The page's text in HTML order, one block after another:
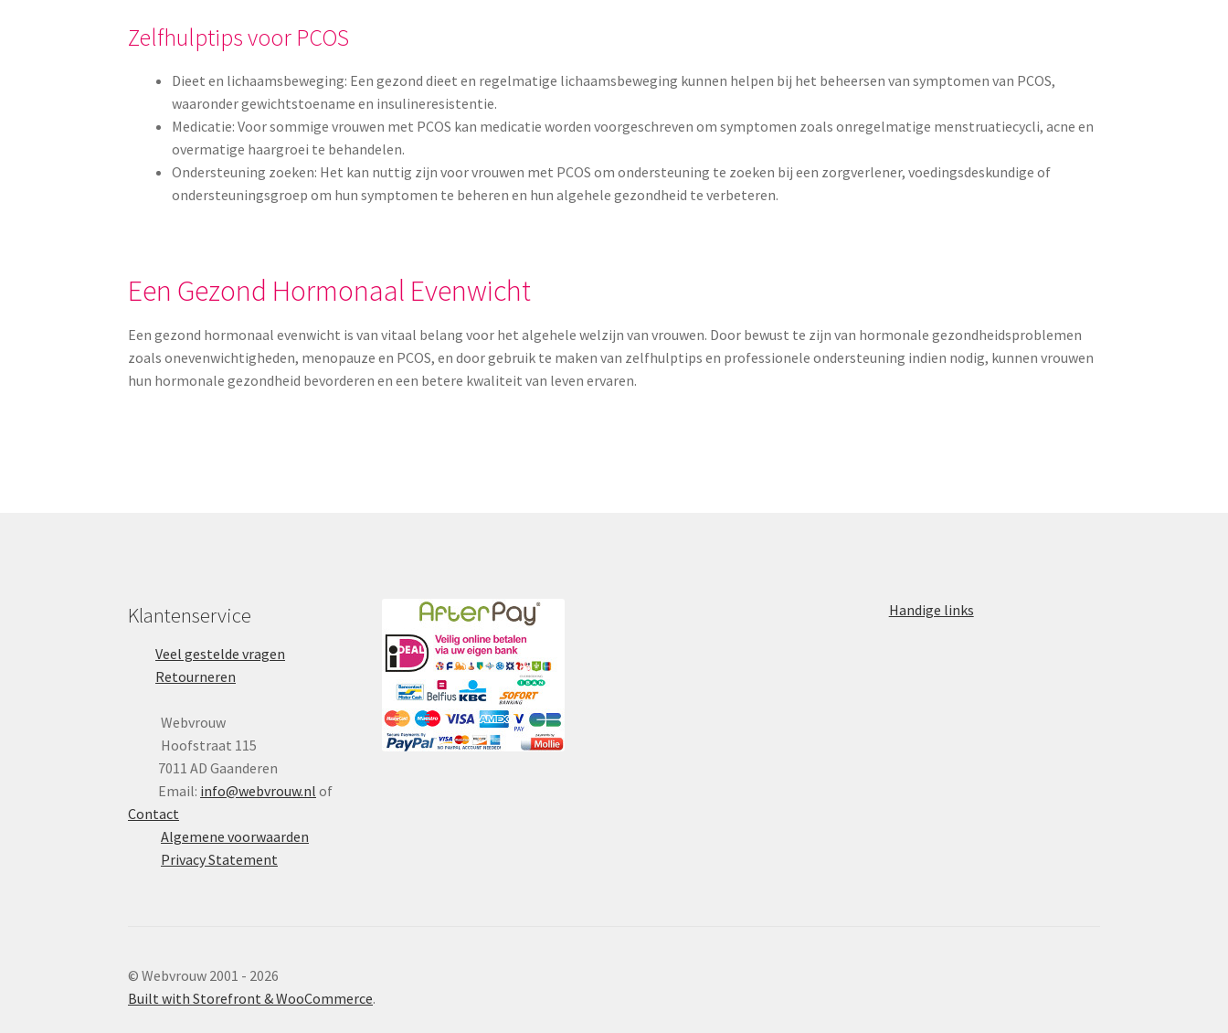
Zelfhulptips voor PCOS
Dieet en lichaamsbeweging: Een gezond dieet en regelmatige lichaamsbeweging kunnen helpen bij het beheersen van symptomen van PCOS,
waaronder gewichtstoename en insulineresistentie.
Medicatie: Voor sommige vrouwen met PCOS kan medicatie worden voorgeschreven om symptomen zoals onregelmatige menstruatiecycli, acne en
overmatige haargroei te behandelen.
Ondersteuning zoeken: Het kan nuttig zijn voor vrouwen met PCOS om ondersteuning te zoeken bij een zorgverlener, voedingsdeskundige of
ondersteuningsgroep om hun symptomen te beheren en hun algehele gezondheid te verbeteren.
Een Gezond Hormonaal Evenwicht
Een gezond hormonaal evenwicht is van vitaal belang voor het algehele welzijn van vrouwen. Door bewust te zijn van hormonale gezondheidsproblemen
zoals onevenwichtigheden, menopauze en PCOS, en door gebruik te maken van zelfhulptips en professionele ondersteuning indien nodig, kunnen vrouwen
hun hormonale gezondheid bevorderen en een betere kwaliteit van leven ervaren.
Klantenservice
Veel gestelde vragen
Retourneren
Webvrouw
Hoofstraat 115
7011 AD Gaanderen
Email: info@webvrouw.nl of
Contact
Algemene voorwaarden
Privacy Statement
Handige links
© Webvrouw 2001 - 2026
Built with Storefront & WooCommerce.